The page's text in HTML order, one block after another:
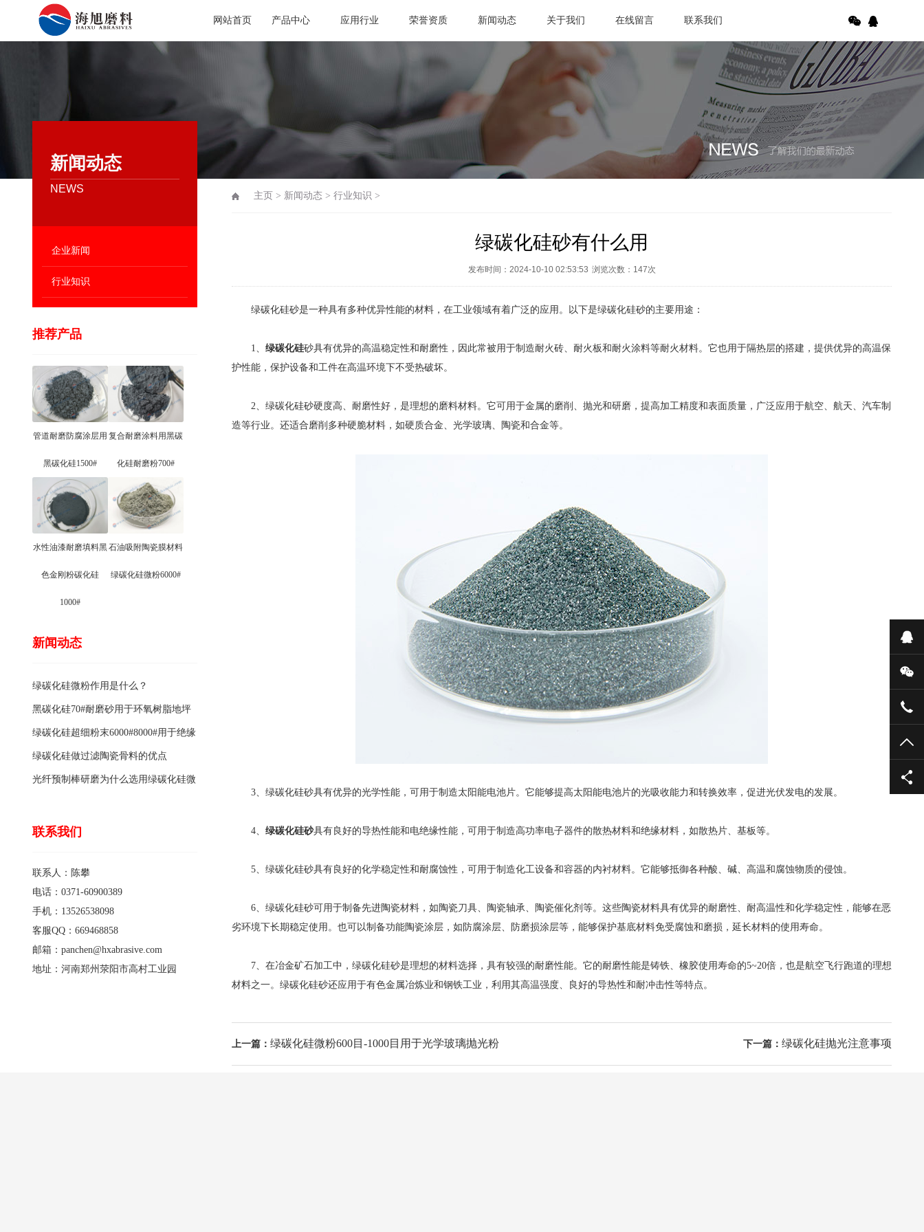
网站首页 产品中心 应用行业 荣誉资质 新闻动态 关于我们 在线留言 联系我们
新闻动态
NEWS
企业新闻
行业知识
推荐产品
管道耐磨防腐涂层用
黑碳化硅1500#
复合耐磨涂料用黑碳
化硅耐磨粉700#
水性油漆耐磨填料黑
色金刚粉碳化硅
1000#
石油吸附陶瓷膜材料
绿碳化硅微粉6000#
新闻动态
绿碳化硅微粉作用是什么？
黑碳化硅70#耐磨砂用于环氧树脂地坪
骨料的特点有哪些？
绿碳化硅超细粉末6000#8000#用于绝缘
涂料的优点
绿碳化硅做过滤陶瓷骨料的优点
光纤预制棒研磨为什么选用绿碳化硅微
联系我们
联系人：陈攀
电话：0371-60900389
手机：13526538098
客服QQ：669468858
邮箱：panchen@hxabrasive.com
地址：河南郑州荥阳市高村工业园
主页 > 新闻动态 > 行业知识 >
绿碳化硅砂有什么用
发布时间：2024-10-10 02:53:53 浏览次数： 147次
绿碳化硅砂是一种具有多种优异性能的材料，在工业领域有着广泛的应用。以下是绿碳化硅砂的主要用途：
1、 绿碳化硅砂具有优异的高温稳定性和耐磨性，因此常被用于制造耐火砖、耐火板和耐火涂料等耐火材料。它也用于隔热层的搭建，提供优异的高温保
护性能，保护设备和工件在高温环境下不受热破坏。
2、绿碳化硅砂硬度高、耐磨性好，是理想的磨料材料。它可用于金属的磨削、抛光和研磨，提高加工精度和表面质量，广泛应用于航空、航天、汽车制
造等行业。还适合磨削多种硬脆材料，如硬质合金、光学玻璃、陶瓷和合金等。
3、绿碳化硅砂具有优异的光学性能，可用于制造太阳能电池片。它能够提高太阳能电池片的光吸收能力和转换效率，促进光伏发电的发展。
4、 绿碳化硅砂具有良好的导热性能和电绝缘性能，可用于制造高功率电子器件的散热材料和绝缘材料，如散热片、基板等。
5、绿碳化硅砂具有良好的化学稳定性和耐腐蚀性，可用于制造化工设备和容器的内衬材料。它能够抵御各种酸、碱、高温和腐蚀物质的侵蚀。
6、绿碳化硅砂可用于制备先进陶瓷材料，如陶瓷刀具、陶瓷轴承、陶瓷催化剂等。这些陶瓷材料具有优异的耐磨性、耐高温性和化学稳定性，能够在恶
劣环境下长期稳定使用。也可以制备功能陶瓷涂层，如防腐涂层、防磨损涂层等，能够保护基底材料免受腐蚀和磨损，延长材料的使用寿命。
7、在冶金矿石加工中，绿碳化硅砂是理想的材料选择，具有较强的耐磨性能。它的耐磨性能是铸铁、橡胶使用寿命的5~20倍，也是航空飞行跑道的理想
材料之一。绿碳化硅砂还应用于有色金属冶炼业和钢铁工业，利用其高温强度、良好的导热性和耐冲击性等特点。
上一篇： 绿碳化硅微粉600目-1000目用于光学玻璃抛光粉 下一篇： 绿碳化硅抛光注意事项
在
微